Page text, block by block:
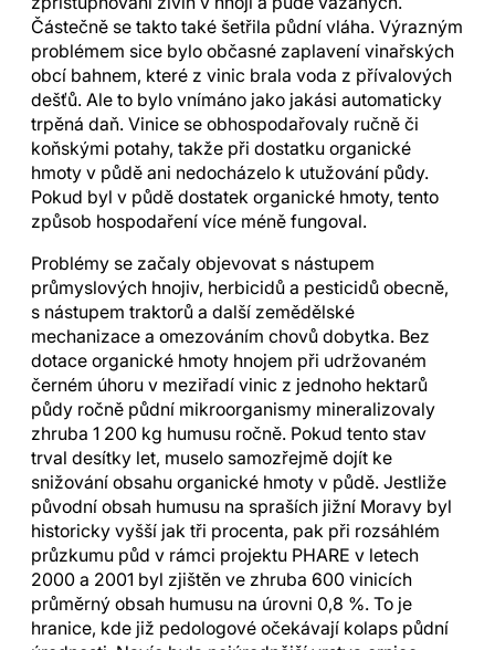
Částečně se takto také šetřila půdní vláha. Výrazným
problémem sice bylo občasné zaplavení vinařských
obcí bahnem, které z vinic brala voda z přívalových
dešťů. Ale to bylo vnímáno jako jakási automaticky
trpěná daň. Vinice se obhospodařovaly ručně či
koňskými potahy, takže při dostatku organické
hmoty v půdě ani nedocházelo k utužování půdy.
Pokud byl v půdě dostatek organické hmoty, tento
způsob hospodaření více méně fungoval.
Problémy se začaly objevovat s nástupem
průmyslových hnojiv, herbicidů a pesticidů obecně,
s nástupem traktorů a další zemědělské
mechanizace a omezováním chovů dobytka. Bez
dotace organické hmoty hnojem při udržovaném
černém úhoru v meziřadí vinic z jednoho hektarů
půdy ročně půdní mikroorganismy mineralizovaly
zhruba 1 200 kg humusu ročně. Pokud tento stav
trval desítky let, muselo samozřejmě dojít ke
snižování obsahu organické hmoty v půdě. Jestliže
původní obsah humusu na spraších jižní Moravy byl
historicky vyšší jak tři procenta, pak při rozsáhlém
průzkumu půd v rámci projektu PHARE v letech
2000 a 2001 byl zjištěn ve zhruba 600 vinicích
průměrný obsah humusu na úrovni 0,8 %. To je
hranice, kde již pedologové očekávají kolaps půdní